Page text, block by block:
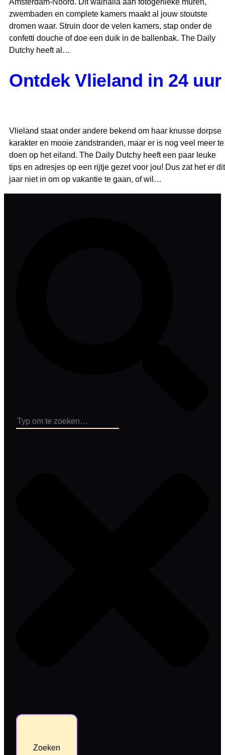
Amsterdam-Noord. Dit walhalla aan fotogenieke muren,
zwembaden en complete kamers maakt al jouw stoutste
dromen waar. Struin door de velen kamers, stap onder de
confetti douche of doe een duik in de ballenbak. The Daily
Dutchy heeft al…
Ontdek Vlieland in 24 uur
Vlieland staat onder andere bekend om haar knusse dorpse
karakter en mooie zandstranden, maar er is nog veel meer te
doen op het eiland. The Daily Dutchy heeft een paar leuke
tips en adresjes op een rijtje gezet voor jou! Dus zat het er dit
jaar niet in om op vakantie te gaan, of wil…
Zoeken